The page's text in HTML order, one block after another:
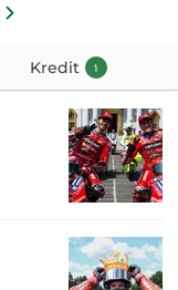
Kredit 1